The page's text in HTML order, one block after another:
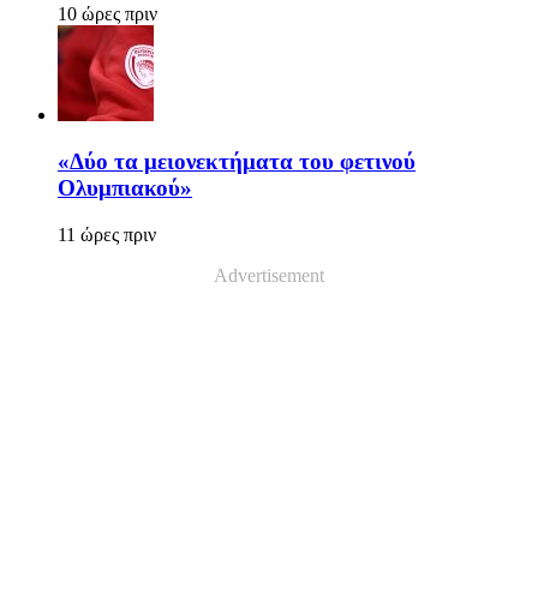
10 ώρες πριν
«Δύο τα μειονεκτήματα του φετινού
Ολυμπιακού»
11 ώρες πριν
Advertisement